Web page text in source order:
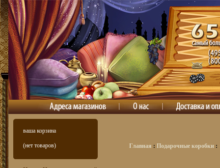
ваша корзина
(нет товаров) Главная : Подарочные коробки :